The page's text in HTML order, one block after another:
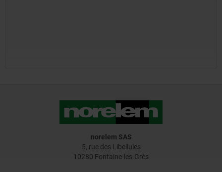
norelem SAS
5, rue des Libellules
10280 Fontaine-les-Grès